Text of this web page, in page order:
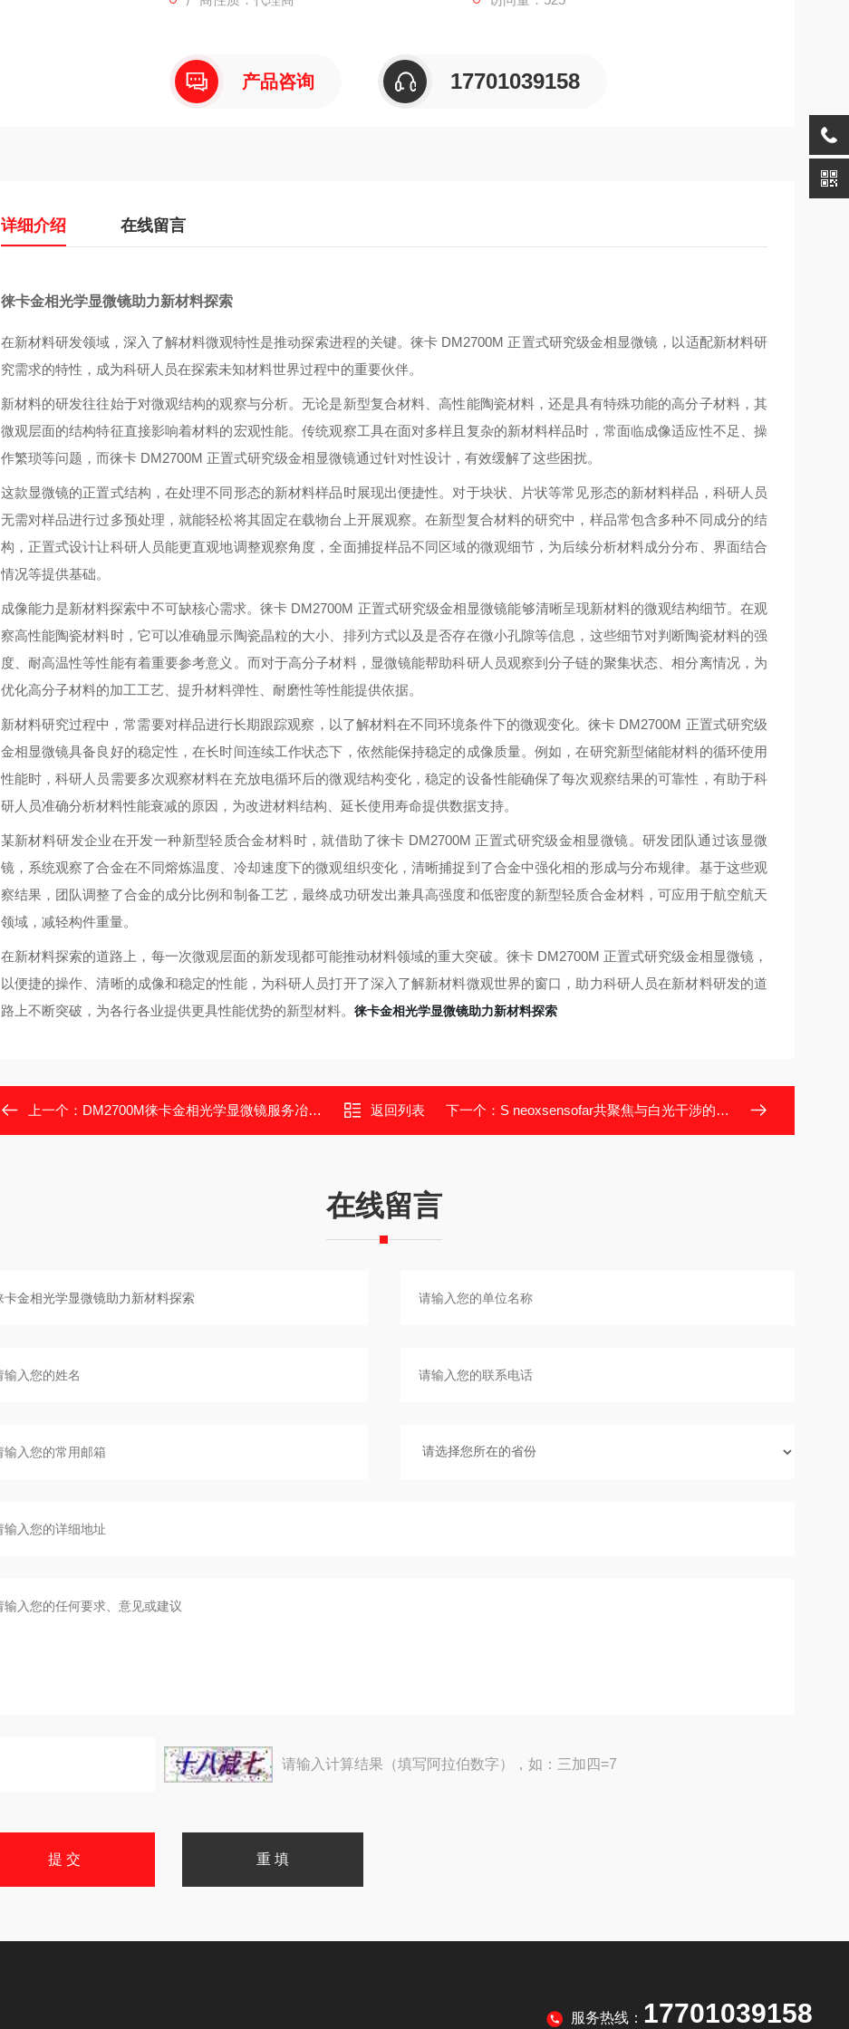
产品咨询 17701039158
详细介绍 在线留言
徕卡金相光学显微镜助力新材料探索
在新材料研发领域，深入了解材料微观特性是推动探索进程的关键。徕卡 DM2700M 正置式研究级金相显微镜，以适配新材料研
究需求的特性，成为科研人员在探索未知材料世界过程中的重要伙伴。
新材料的研发往往始于对微观结构的观察与分析。无论是新型复合材料、高性能陶瓷材料，还是具有特殊功能的高分子材料，其
微观层面的结构特征直接影响着材料的宏观性能。传统观察工具在面对多样且复杂的新材料样品时，常面临成像适应性不足、操
作繁琐等问题，而徕卡 DM2700M 正置式研究级金相显微镜通过针对性设计，有效缓解了这些困扰。
这款显微镜的正置式结构，在处理不同形态的新材料样品时展现出便捷性。对于块状、片状等常见形态的新材料样品，科研人员
无需对样品进行过多预处理，就能轻松将其固定在载物台上开展观察。在新型复合材料的研究中，样品常包含多种不同成分的结
构，正置式设计让科研人员能更直观地调整观察角度，全面捕捉样品不同区域的微观细节，为后续分析材料成分分布、界面结合
情况等提供基础。
成像能力是新材料探索中不可缺核心需求。徕卡 DM2700M 正置式研究级金相显微镜能够清晰呈现新材料的微观结构细节。在观
察高性能陶瓷材料时，它可以准确显示陶瓷晶粒的大小、排列方式以及是否存在微小孔隙等信息，这些细节对判断陶瓷材料的强
度、耐高温性等性能有着重要参考意义。而对于高分子材料，显微镜能帮助科研人员观察到分子链的聚集状态、相分离情况，为
优化高分子材料的加工工艺、提升材料弹性、耐磨性等性能提供依据。
新材料研究过程中，常需要对样品进行长期跟踪观察，以了解材料在不同环境条件下的微观变化。徕卡 DM2700M 正置式研究级
金相显微镜具备良好的稳定性，在长时间连续工作状态下，依然能保持稳定的成像质量。例如，在研究新型储能材料的循环使用
性能时，科研人员需要多次观察材料在充放电循环后的微观结构变化，稳定的设备性能确保了每次观察结果的可靠性，有助于科
研人员准确分析材料性能衰减的原因，为改进材料结构、延长使用寿命提供数据支持。
某新材料研发企业在开发一种新型轻质合金材料时，就借助了徕卡 DM2700M 正置式研究级金相显微镜。研发团队通过该显微
镜，系统观察了合金在不同熔炼温度、冷却速度下的微观组织变化，清晰捕捉到了合金中强化相的形成与分布规律。基于这些观
察结果，团队调整了合金的成分比例和制备工艺，最终成功研发出兼具高强度和低密度的新型轻质合金材料，可应用于航空航天
领域，减轻构件重量。
在新材料探索的道路上，每一次微观层面的新发现都可能推动材料领域的重大突破。徕卡 DM2700M 正置式研究级金相显微镜，
以便捷的操作、清晰的成像和稳定的性能，为科研人员打开了深入了解新材料微观世界的窗口，助力科研人员在新材料研发的道
路上不断突破，为各行各业提供更具性能优势的新型材料。 徕卡金相光学显微镜助力新材料探索
上一个： DM2700M徕卡金相光学显微镜服务冶金行业质量控制 返回列表 下一个： S neoxsensofar共聚焦与白光干涉的技术融合
在线留言
请输入计算结果（填写阿拉伯数字），如：三加四=7
服务热线： 17701039158